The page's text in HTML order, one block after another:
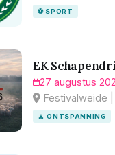
⚽ SPORT
EK
27 augustus
Festivalweide
🧘 ONTSPANNING